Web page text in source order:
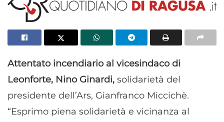
Attentato incendiario al vicesindaco di
Leonforte, Nino Ginardi, solidarietà del
presidente dell’Ars, Gianfranco Miccichè.
“Esprimo piena solidarietà e vicinanza al